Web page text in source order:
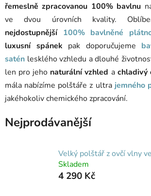
řemeslně zpracovanou 100% bavlnu
ve dvou úrovních kvality.
nejdostupnější 100% bavlněné
luxusní spánek pak doporučujeme
satén lesklého vzhledu a dlouhé
len pro jeho naturální vzhled a chladivý
mála nabízíme polštáře z ultra jemného
jakéhokoliv chemického zpracování.
Nejprodávanější
Velký polštář z ovčí vlny
Skladem
4 290 Kč